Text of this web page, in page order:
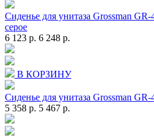
Сиденье для унитаза Grossman
серое
6 123 р. 6 248 р.
В КОРЗИНУ
Сиденье для унитаза Grossman
5 358 р. 5 467 р.